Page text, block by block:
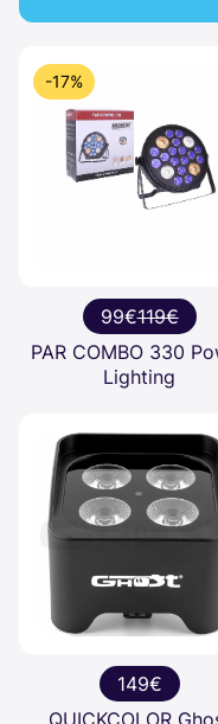
-17%
99€119€
PAR COMBO 330
Lighting
149€
QUICKCOLOR